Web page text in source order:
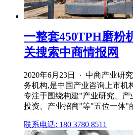
一整套450TPH磨粉
关搜索中商情报网
2020年6月23日 · 中商产业研
务机构,是中国产业咨询上市机
专注于围绕构建"产业研究、产
投资、产业招商"等"五位一体"
联系电话: 180 3780 8511